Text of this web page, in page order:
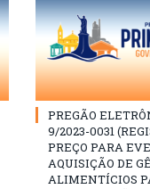
PREGÃO
9/2023-0031
PREÇO PARA
AQUISIÇÃO DE
ALIMENTÍCIOS